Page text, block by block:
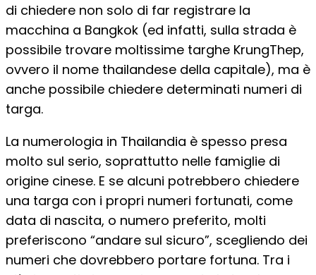
di chiedere non solo di far registrare la
macchina a Bangkok (ed infatti, sulla strada è
possibile trovare moltissime targhe KrungThep,
ovvero il nome thailandese della capitale), ma è
anche possibile chiedere determinati numeri di
targa.
La numerologia in Thailandia è spesso presa
molto sul serio, soprattutto nelle famiglie di
origine cinese. E se alcuni potrebbero chiedere
una targa con i propri numeri fortunati, come
data di nascita, o numero preferito, molti
preferiscono “andare sul sicuro”, scegliendo dei
numeri che dovrebbero portare fortuna. Tra i